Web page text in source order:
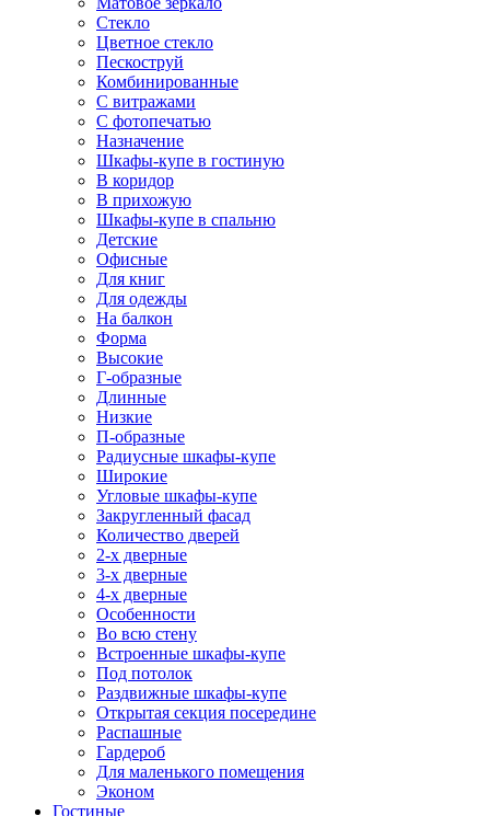
Стекло
Цветное стекло
Пескоструй
Комбинированные
С витражами
С фотопечатью
Назначение
Шкафы-купе в гостиную
В коридор
В прихожую
Шкафы-купе в спальню
Детские
Офисные
Для книг
Для одежды
На балкон
Форма
Высокие
Г-образные
Длинные
Низкие
П-образные
Радиусные шкафы-купе
Широкие
Угловые шкафы-купе
Закругленный фасад
Количество дверей
2-х дверные
3-х дверные
4-х дверные
Особенности
Во всю стену
Встроенные шкафы-купе
Под потолок
Раздвижные шкафы-купе
Открытая секция посередине
Распашные
Гардероб
Для маленького помещения
Эконом
Гостиные